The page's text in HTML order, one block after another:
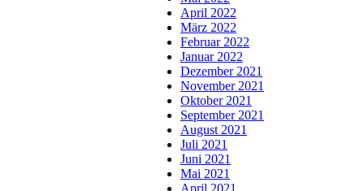
April 2022
März 2022
Februar 2022
Januar 2022
Dezember 2021
November 2021
Oktober 2021
September 2021
August 2021
Juli 2021
Juni 2021
Mai 2021